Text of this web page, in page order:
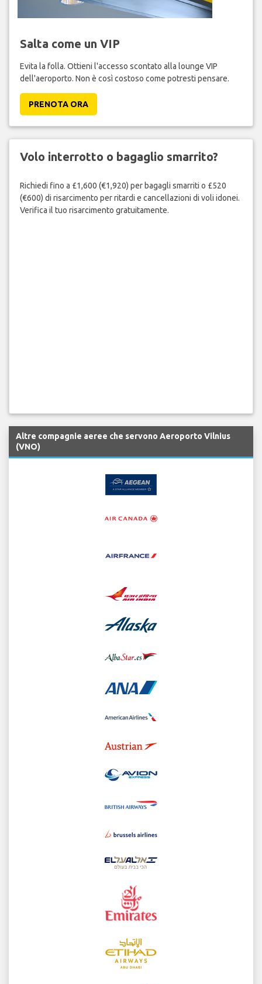
Salta come un VIP
Evita la folla. Ottieni l'accesso scontato alla lounge VIP
dell'aeroporto. Non è così costoso come potresti pensare.
PRENOTA ORA
Volo interrotto o bagaglio smarrito?
Richiedi fino a £1,600 (€1,920) per bagagli smarriti o £520
(€600) di risarcimento per ritardi e cancellazioni di voli idonei.
Verifica il tuo risarcimento gratuitamente.
Altre compagnie aeree che servono Aeroporto Vilnius
(VNO)